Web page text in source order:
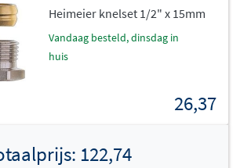
Heimeier knelset 1/2" x 15mm
vandaag besteld, dinsdag in
huis
26,37
122,74